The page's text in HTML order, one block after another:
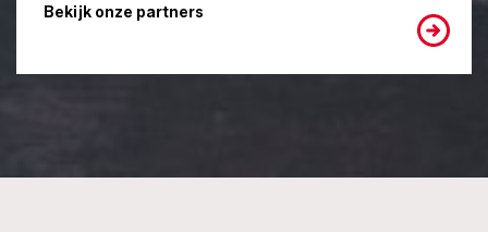
Bekijk onze partners